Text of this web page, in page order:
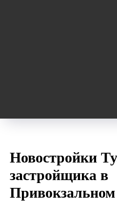
Новостройки
застройщика в
Привокзальном